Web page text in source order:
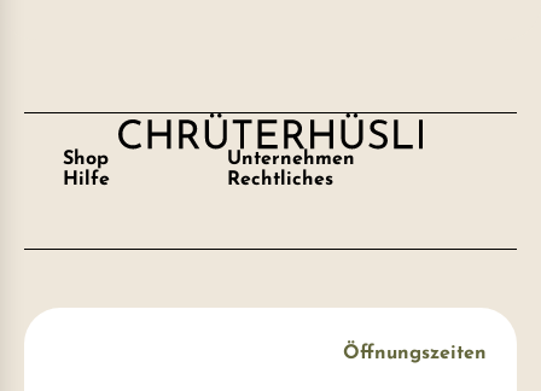
Shop
Unternehmen
Hilfe
Rechtliches
Öffnungszeiten